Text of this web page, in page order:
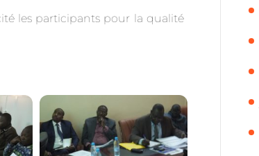
les participants pour la qualité